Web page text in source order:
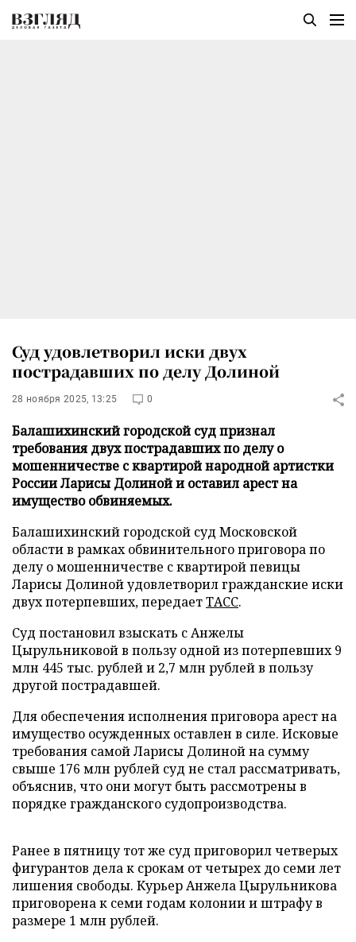
Суд удовлетворил иски двух
пострадавших по делу Долиной
28 ноября 2025, 13:25 0
Балашихинский городской суд признал
требования двух пострадавших по делу о
мошенничестве с квартирой народной артистки
России Ларисы Долиной и оставил арест на
имущество обвиняемых.
Балашихинский городской суд Московской
области в рамках обвинительного приговора по
делу о мошенничестве с квартирой певицы
Ларисы Долиной удовлетворил гражданские иски
двух потерпевших, передаетТАСС.
Суд постановил взыскать с Анжелы
Цырульниковой в пользу одной из потерпевших 9
млн 445 тыс. рублей и 2,7 млн рублей в пользу
другой пострадавшей.
Для обеспечения исполнения приговора арест на
имущество осужденных оставлен в силе. Исковые
требования самой Ларисы Долиной на сумму
свыше 176 млн рублей суд не стал рассматривать,
объяснив, что они могут быть рассмотрены в
порядке гражданского судопроизводства.
Ранее в пятницу тот же суд приговорил четверых
фигурантов дела к срокам от четырех до семи лет
лишения свободы. Курьер Анжела Цырульникова
приговорена к семи годам колонии и штрафу в
размере 1 млн рублей.